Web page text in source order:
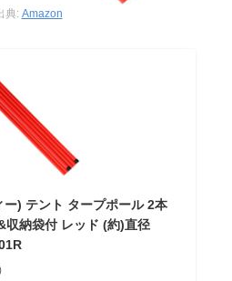
典: Amazon
ー) テント タープポール 2本
収納袋付 レッド (約)直径